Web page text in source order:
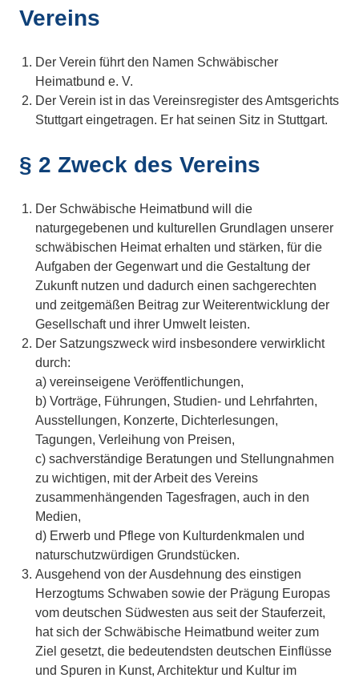
Vereins
Der Verein führt den Namen Schwäbischer
Heimatbund e. V.
Der Verein ist in das Vereinsregister des Amtsgerichts
Stuttgart eingetragen. Er hat seinen Sitz in Stuttgart.
§ 2 Zweck des Vereins
Der Schwäbische Heimatbund will die
naturgegebenen und kulturellen Grundlagen unserer
schwäbischen Heimat erhalten und stärken, für die
Aufgaben der Gegenwart und die Gestaltung der
Zukunft nutzen und dadurch einen sachgerechten
und zeitgemäßen Beitrag zur Weiterentwicklung der
Gesellschaft und ihrer Umwelt leisten.
Der Satzungszweck wird insbesondere verwirklicht
durch:
a) vereinseigene Veröffentlichungen,
b) Vorträge, Führungen, Studien- und Lehrfahrten,
Ausstellungen, Konzerte, Dichterlesungen,
Tagungen, Verleihung von Preisen,
c) sachverständige Beratungen und Stellungnahmen
zu wichtigen, mit der Arbeit des Vereins
zusammenhängenden Tagesfragen, auch in den
Medien,
d) Erwerb und Pflege von Kulturdenkmalen und
naturschutzwürdigen Grundstücken.
Ausgehend von der Ausdehnung des einstigen
Herzogtums Schwaben sowie der Prägung Europas
vom deutschen Südwesten aus seit der Stauferzeit,
hat sich der Schwäbische Heimatbund weiter zum
Ziel gesetzt, die bedeutendsten deutschen Einflüsse
und Spuren in Kunst, Architektur und Kultur im